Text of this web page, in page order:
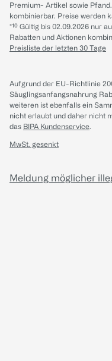
Premium- Artikel sowie
kombinierbar. Preise werden
*¹⁰ Gültig bis 02.09.2026 nur
Rabatten und Aktionen
Preisliste der letzten 30 Tage
Aufgrund der EU-Richtlinie
Säuglingsanfangsnahrung
weiteren ist ebenfalls ein
nicht erlaubt und daher nicht
das BIPA Kundenservice.
MwSt. gesenkt
Meldung möglicher